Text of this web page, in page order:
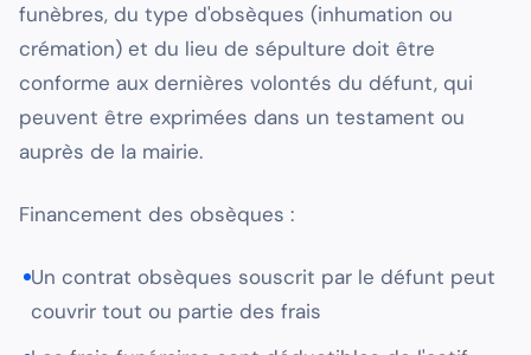
funèbres, du type d'obsèques (inhumation ou
crémation) et du lieu de sépulture doit être
conforme aux dernières volontés du défunt, qui
peuvent être exprimées dans un testament ou
auprès de la mairie.
Financement des obsèques :
Un contrat obsèques souscrit par le défunt peut
couvrir tout ou partie des frais